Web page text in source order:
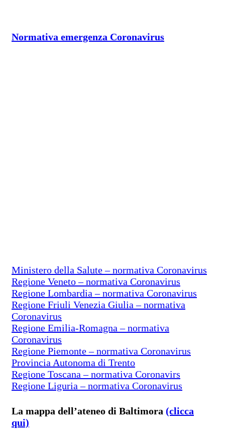
Normativa emergenza Coronavirus
Ministero della Salute – normativa Coronavirus
Regione Veneto – normativa Coronavirus
Regione Lombardia – normativa Coronavirus
Regione Friuli Venezia Giulia – normativa
Coronavirus
Regione Emilia-Romagna – normativa
Coronavirus
Regione Piemonte – normativa Coronavirus
Provincia Autonoma di Trento
Regione Toscana – normativa Coronavirs
Regione Liguria – normativa Coronavirus
La mappa dell’ateneo di Baltimora (clicca
qui)